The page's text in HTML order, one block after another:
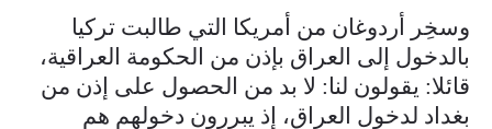
وسخِر أردوغان من أمريكا التي طالبت تركيا
بالدخول إلى العراق بإذن من الحكومة العراقية،
قائلا: يقولون لنا: لا بد من الحصول على إذن من
بغداد لدخول العراق، إذ يبررون دخولهم هم